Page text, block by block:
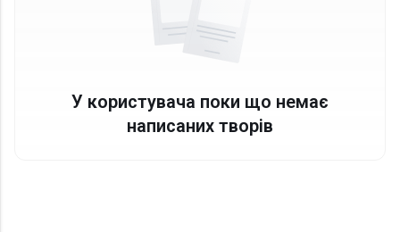
У користувача поки що немає
написаних творів